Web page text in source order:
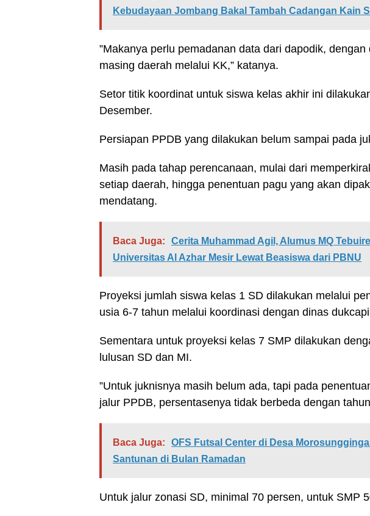
Kebudayaan Jombang Bakal Tambah Cadangan Kain
”Makanya perlu pemadanan data dari dapodik,
masing daerah melalui KK,” katanya.
Setor titik koordinat untuk siswa kelas akhir ini
Desember.
Persiapan PPDB yang dilakukan belum sampai pada
Masih pada tahap perencanaan, mulai dari
setiap daerah, hingga penentuan pagu yang akan
mendatang.
Baca Juga:
Cerita Muhammad Agil, Alumus MQ
Universitas Al Azhar Mesir Lewat Beasiswa dari PBNU
Proyeksi jumlah siswa kelas 1 SD dilakukan melalui
usia 6-7 tahun melalui koordinasi dengan dinas
Sementara untuk proyeksi kelas 7 SMP dilakukan
lulusan SD dan MI.
”Untuk juknisnya masih belum ada, tapi pada
jalur PPDB, persentasenya tidak berbeda dengan
Baca Juga:
OFS Futsal Center di Desa
Santunan di Bulan Ramadan
Untuk jalur zonasi SD, minimal 70 persen, untuk SMP